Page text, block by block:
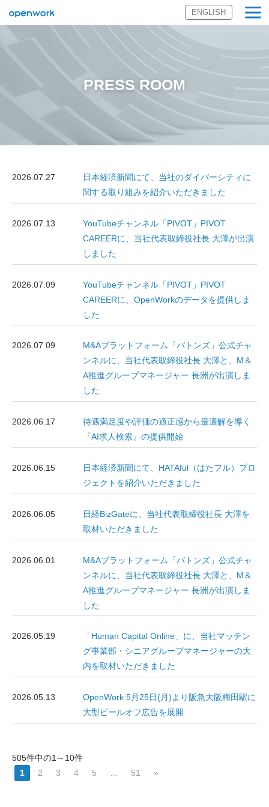
ENGLISH
PRESS ROOM
2026.07.27
日本経済新聞にて、当社のダイバーシティに
関する取り組みを紹介いただきました
2026.07.13
YouTubeチャンネル「PIVOT」PIVOT
CAREERに、当社代表取締役社長 大澤が出演
しました
2026.07.09
YouTubeチャンネル「PIVOT」PIVOT
CAREERに、OpenWorkのデータを提供しま
した
2026.07.09
M&Aプラットフォーム「バトンズ」公式チャ
ンネルに、当社代表取締役社長 大澤と、M＆
A推進グループマネージャー 長洲が出演しま
した
2026.06.17
待遇満足度や評価の適正感から最適解を導く
『AI求人検索』の提供開始
2026.06.15
日本経済新聞にて、HATAful（はたフル）プロ
ジェクトを紹介いただきました
2026.06.05
日経BizGateに、当社代表取締役社長 大澤を
取材いただきました
2026.06.01
M&Aプラットフォーム「バトンズ」公式チャ
ンネルに、当社代表取締役社長 大澤と、M＆
A推進グループマネージャー 長洲が出演しま
した
2026.05.19
「Human Capital Online」に、当社マッチン
グ事業部・シニアグループマネージャーの大
内を取材いただきました
2026.05.13
OpenWork 5月25日(月)より阪急大阪梅田駅に
大型ピールオフ広告を展開
505件中の1～10件
1
2 3 4 5 51 »